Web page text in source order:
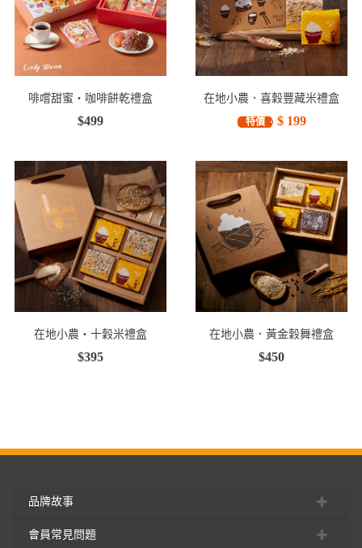
啡嚐甜蜜・咖啡餅乾禮盒
$499
在地小農．喜穀豐藏米禮盒
特價 $ 199
在地小農・十穀米禮盒
$395
在地小農．黃金穀舞禮盒
$450
品牌故事
會員常見問題